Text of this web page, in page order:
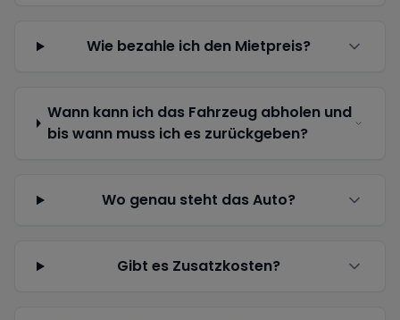
Wie bezahle ich den Mietpreis?
Wann kann ich das Fahrzeug abholen und
bis wann muss ich es zurückgeben?
Wo genau steht das Auto?
Gibt es Zusatzkosten?